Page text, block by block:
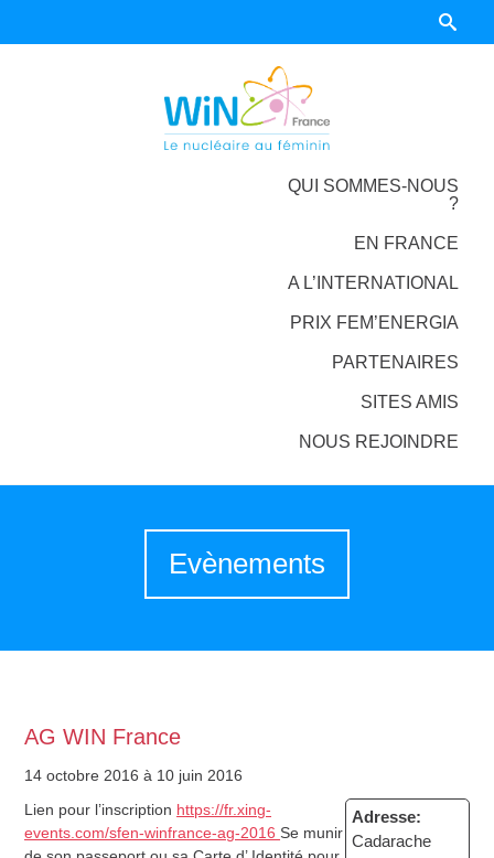
QUI SOMMES-NOUS
?
EN FRANCE
A L’INTERNATIONAL
PRIX FEM’ENERGIA
PARTENAIRES
SITES AMIS
NOUS REJOINDRE
Evènements
AG WIN France
14 octobre 2016 à 10 juin 2016
Adresse:
Cadarache
Lien pour l’inscription https://fr.xing-
events.com/sfen-winfrance-ag-2016 Se munir